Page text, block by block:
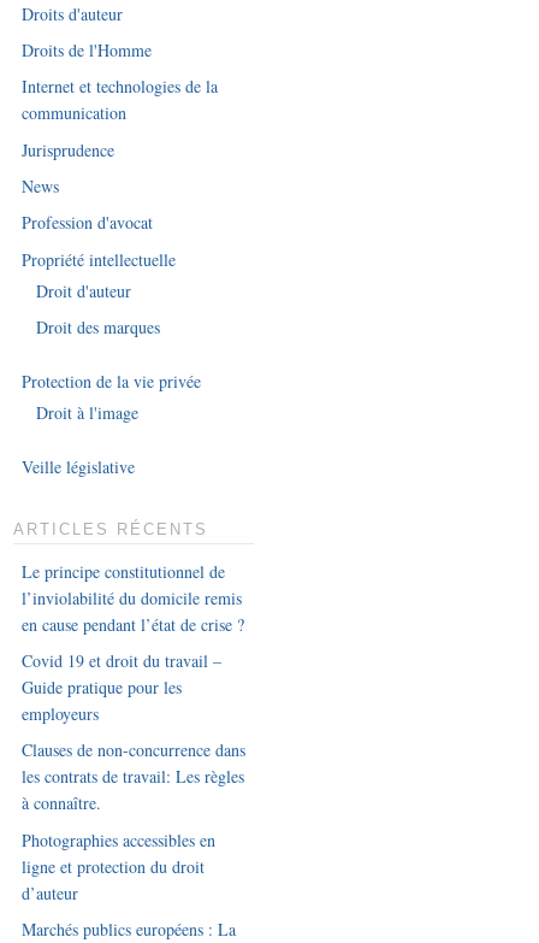
Droits d'auteur
Droits de l'Homme
Internet et technologies de la
communication
Jurisprudence
News
Profession d'avocat
Propriété intellectuelle
Droit d'auteur
Droit des marques
Protection de la vie privée
Droit à l'image
Veille législative
ARTICLES RÉCENTS
Le principe constitutionnel de
l’inviolabilité du domicile remis
en cause pendant l’état de crise ?
Covid 19 et droit du travail –
Guide pratique pour les
employeurs
Clauses de non-concurrence dans
les contrats de travail: Les règles
à connaître.
Photographies accessibles en
ligne et protection du droit
d’auteur
Marchés publics européens : La